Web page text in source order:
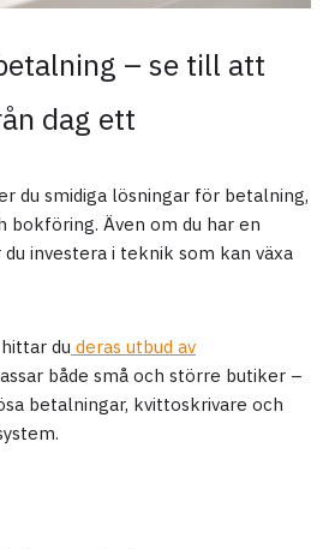
– se till att
dag ett
du smidiga lösningar för betalning,
bokföring. Även om du har en
investera i teknik som kan växa
du deras utbud av
både små och större butiker –
betalningar, kvittoskrivare och